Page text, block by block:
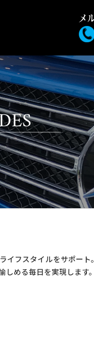
フスタイルをサポート
める毎日を実現します。